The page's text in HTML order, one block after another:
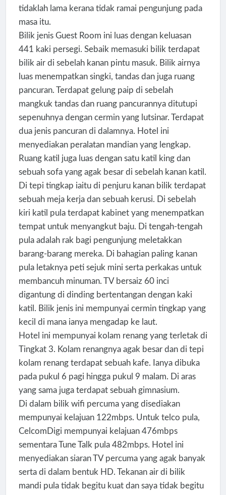
tidaklah lama kerana tidak ramai pengunjung pada
masa itu.
Bilik jenis Guest Room ini luas dengan keluasan
441 kaki persegi. Sebaik memasuki bilik terdapat
bilik air di sebelah kanan pintu masuk. Bilik airnya
luas menempatkan singki, tandas dan juga ruang
pancuran. Terdapat gelung paip di sebelah
mangkuk tandas dan ruang pancurannya ditutupi
sepenuhnya dengan cermin yang lutsinar. Terdapat
dua jenis pancuran di dalamnya. Hotel ini
menyediakan peralatan mandian yang lengkap.
Ruang katil juga luas dengan satu katil king dan
sebuah sofa yang agak besar di sebelah kanan katil.
Di tepi tingkap iaitu di penjuru kanan bilik terdapat
sebuah meja kerja dan sebuah kerusi. Di sebelah
kiri katil pula terdapat kabinet yang menempatkan
tempat untuk menyangkut baju. Di tengah-tengah
pula adalah rak bagi pengunjung meletakkan
barang-barang mereka. Di bahagian paling kanan
pula letaknya peti sejuk mini serta perkakas untuk
membancuh minuman. TV bersaiz 60 inci
digantung di dinding bertentangan dengan kaki
katil. Bilik jenis ini mempunyai cermin tingkap yang
kecil di mana ianya mengadap ke laut.
Hotel ini mempunyai kolam renang yang terletak di
Tingkat 3. Kolam renangnya agak besar dan di tepi
kolam renang terdapat sebuah kafe. Ianya dibuka
pada pukul 6 pagi hingga pukul 9 malam. Di aras
yang sama juga terdapat sebuah gimnasium.
Di dalam bilik wifi percuma yang disediakan
mempunyai kelajuan 122mbps. Untuk telco pula,
CelcomDigi mempunyai kelajuan 476mbps
sementara Tune Talk pula 482mbps. Hotel ini
menyediakan siaran TV percuma yang agak banyak
serta di dalam bentuk HD. Tekanan air di bilik
mandi pula tidak begitu kuat dan saya tidak begitu